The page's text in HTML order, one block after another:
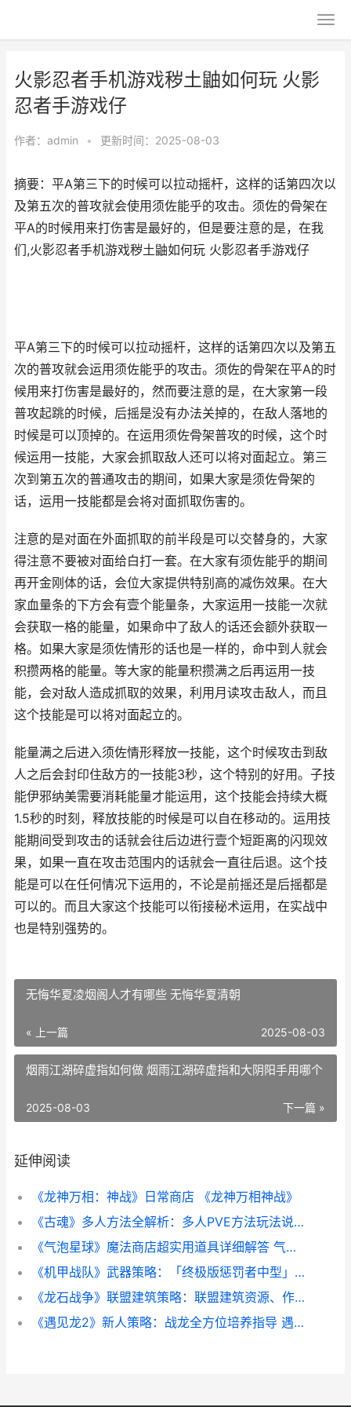
火影忍者手机游戏秽土鼬如何玩 火影
忍者手游戏仔
作者： admin • 更新时间：2025-08-03
摘要：平A第三下的时候可以拉动摇杆，这样的话第四次以
及第五次的普攻就会使用须佐能乎的攻击。须佐的骨架在
平A的时候用来打伤害是最好的，但是要注意的是，在我
们,火影忍者手机游戏秽土鼬如何玩 火影忍者手游戏仔
平A第三下的时候可以拉动摇杆，这样的话第四次以及第五
次的普攻就会运用须佐能乎的攻击。须佐的骨架在平A的时
候用来打伤害是最好的，然而要注意的是，在大家第一段
普攻起跳的时候，后摇是没有办法关掉的，在敌人落地的
时候是可以顶掉的。在运用须佐骨架普攻的时候，这个时
候运用一技能，大家会抓取敌人还可以将对面起立。第三
次到第五次的普通攻击的期间，如果大家是须佐骨架的
话，运用一技能都是会将对面抓取伤害的。
注意的是对面在外面抓取的前半段是可以交替身的，大家
得注意不要被对面给白打一套。在大家有须佐能乎的期间
再开金刚体的话，会位大家提供特别高的减伤效果。在大
家血量条的下方会有壹个能量条，大家运用一技能一次就
会获取一格的能量，如果命中了敌人的话还会额外获取一
格。如果大家是须佐情形的话也是一样的，命中到人就会
积攒两格的能量。等大家的能量积攒满之后再运用一技
能，会对敌人造成抓取的效果，利用月读攻击敌人，而且
这个技能是可以将对面起立的。
能量满之后进入须佐情形释放一技能，这个时候攻击到敌
人之后会封印住敌方的一技能3秒，这个特别的好用。子技
能伊邪纳美需要消耗能量才能运用，这个技能会持续大概
1.5秒的时刻，释放技能的时候是可以自在移动的。运用技
能期间受到攻击的话就会往后边进行壹个短距离的闪现效
果，如果一直在攻击范围内的话就会一直往后退。这个技
能是可以在任何情况下运用的，不论是前摇还是后摇都是
可以的。而且大家这个技能可以衔接秘术运用，在实战中
也是特别强势的。
无悔华夏凌烟阁人才有哪些 无悔华夏清朝
« 上一篇 2025-08-03
烟雨江湖碎虚指如何做 烟雨江湖碎虚指和大阴阳手用哪个
下一篇 »
2025-08-03
延伸阅读
《龙神万相：神战》日常商店 《龙神万相神战》
《古魂》多人方法全解析：多人PVE方法玩法说明 魂血古戒
《气泡星球》魔法商店超实用道具详细解答 气泡星球下载安装
《机甲战队》武器策略：「终极版惩罚者中型」武器详细解答 机甲战队游戏视频
《龙石战争》联盟建筑策略：联盟建筑资源、作用详细解答 龙只战争
《遇见龙2》新人策略：战龙全方位培养指导 遇见龙最强组合